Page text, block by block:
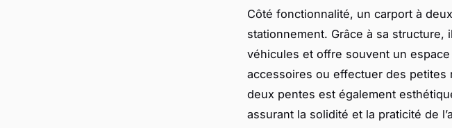
Côté fonctionnalité, un carport à
stationnement. Grâce à sa structure,
véhicules et offre souvent un
accessoires ou effectuer des petites
deux pentes est également
assurant la solidité et la praticité de